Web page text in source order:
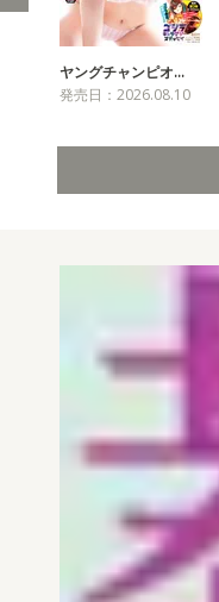
ヤングチャンピオ…
発売日：2026.08.10